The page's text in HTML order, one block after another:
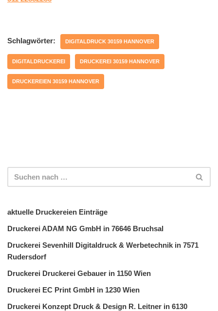
Schlagwörter: DIGITALDRUCK 30159 HANNOVER
DIGITALDRUCKEREI DRUCKEREI 30159 HANNOVER
DRUCKEREIEN 30159 HANNOVER
aktuelle Druckereien Einträge
Druckerei ADAM NG GmbH in 76646 Bruchsal
Druckerei Sevenhill Digitaldruck & Werbetechnik in 7571
Rudersdorf
Druckerei Druckerei Gebauer in 1150 Wien
Druckerei EC Print GmbH in 1230 Wien
Druckerei Konzept Druck & Design R. Leitner in 6130